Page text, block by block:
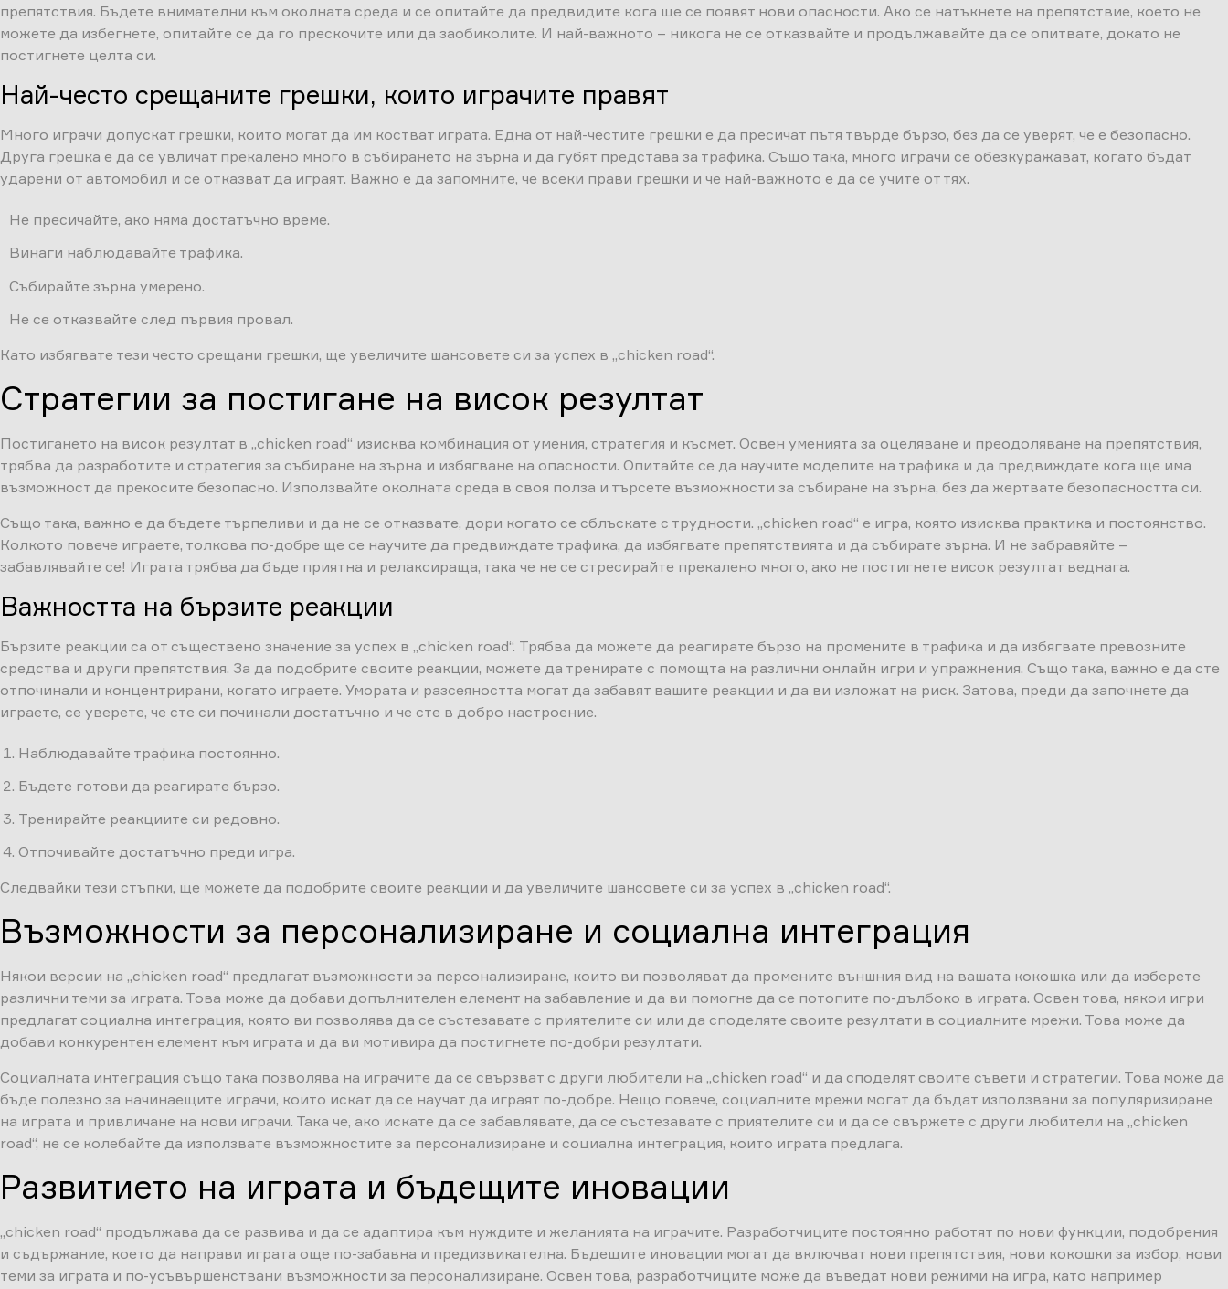
препятствия. Бъдете внимателни към околната среда и се опитайте да предвидите кога ще се появят нови опасности. Ако се натъкнете на препятствие, което не
можете да избегнете, опитайте се да го прескочите или да заобиколите. И най-важното – никога не се отказвайте и продължавайте да се опитвате, докато не
постигнете целта си.
Най-често срещаните грешки, които играчите правят
Много играчи допускат грешки, които могат да им костват играта. Една от най-честите грешки е да пресичат пътя твърде бързо, без да се уверят, че е безопасно.
Друга грешка е да се увличат прекалено много в събирането на зърна и да губят представа за трафика. Също така, много играчи се обезкуражават, когато бъдат
ударени от автомобил и се отказват да играят. Важно е да запомните, че всеки прави грешки и че най-важното е да се учите от тях.
Не пресичайте, ако няма достатъчно време.
Винаги наблюдавайте трафика.
Събирайте зърна умерено.
Не се отказвайте след първия провал.
Като избягвате тези често срещани грешки, ще увеличите шансовете си за успех в „chicken road“.
Стратегии за постигане на висок резултат
Постигането на висок резултат в „chicken road“ изисква комбинация от умения, стратегия и късмет. Освен уменията за оцеляване и преодоляване на препятствия,
трябва да разработите и стратегия за събиране на зърна и избягване на опасности. Опитайте се да научите моделите на трафика и да предвиждате кога ще има
възможност да прекосите безопасно. Използвайте околната среда в своя полза и търсете възможности за събиране на зърна, без да жертвате безопасността си.
Също така, важно е да бъдете търпеливи и да не се отказвате, дори когато се сблъскате с трудности. „chicken road“ е игра, която изисква практика и постоянство.
Колкото повече играете, толкова по-добре ще се научите да предвиждате трафика, да избягвате препятствията и да събирате зърна. И не забравяйте –
забавлявайте се! Играта трябва да бъде приятна и релаксираща, така че не се стресирайте прекалено много, ако не постигнете висок резултат веднага.
Важността на бързите реакции
Бързите реакции са от съществено значение за успех в „chicken road“. Трябва да можете да реагирате бързо на промените в трафика и да избягвате превозните
средства и други препятствия. За да подобрите своите реакции, можете да тренирате с помощта на различни онлайн игри и упражнения. Също така, важно е да сте
отпочинали и концентрирани, когато играете. Умората и разсеяността могат да забавят вашите реакции и да ви изложат на риск. Затова, преди да започнете да
играете, се уверете, че сте си починали достатъчно и че сте в добро настроение.
Наблюдавайте трафика постоянно.
Бъдете готови да реагирате бързо.
Тренирайте реакциите си редовно.
Отпочивайте достатъчно преди игра.
Следвайки тези стъпки, ще можете да подобрите своите реакции и да увеличите шансовете си за успех в „chicken road“.
Възможности за персонализиране и социална интеграция
Някои версии на „chicken road“ предлагат възможности за персонализиране, които ви позволяват да промените външния вид на вашата кокошка или да изберете
различни теми за играта. Това може да добави допълнителен елемент на забавление и да ви помогне да се потопите по-дълбоко в играта. Освен това, някои игри
предлагат социална интеграция, която ви позволява да се състезавате с приятелите си или да споделяте своите резултати в социалните мрежи. Това може да
добави конкурентен елемент към играта и да ви мотивира да постигнете по-добри резултати.
Социалната интеграция също така позволява на играчите да се свързват с други любители на „chicken road“ и да споделят своите съвети и стратегии. Това може да
бъде полезно за начинаещите играчи, които искат да се научат да играят по-добре. Нещо повече, социалните мрежи могат да бъдат използвани за популяризиране
на играта и привличане на нови играчи. Така че, ако искате да се забавлявате, да се състезавате с приятелите си и да се свържете с други любители на „chicken
road“, не се колебайте да използвате възможностите за персонализиране и социална интеграция, които играта предлага.
Развитието на играта и бъдещите иновации
„chicken road“ продължава да се развива и да се адаптира към нуждите и желанията на играчите. Разработчиците постоянно работят по нови функции, подобрения
и съдържание, което да направи играта още по-забавна и предизвикателна. Бъдещите иновации могат да включват нови препятствия, нови кокошки за избор, нови
теми за играта и по-усъвършенствани възможности за персонализиране. Освен това, разработчиците може да въведат нови режими на игра, като например